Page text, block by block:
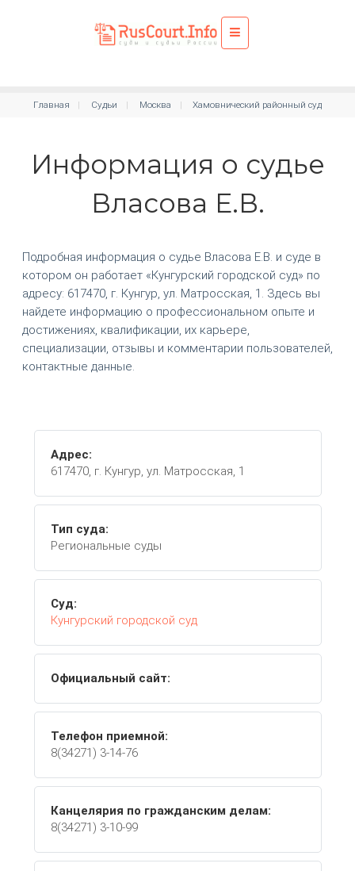
Главная Судьи Москва Хамовнический районный суд
Информация о судье
Власова Е.В.
Подробная информация о судье Власова Е.В. и суде в
котором он работает «Кунгурский городской суд» по
адресу: 617470, г. Кунгур, ул. Матросская, 1. Здесь вы
найдете информацию о профессиональном опыте и
достижениях, квалификации, их карьере,
специализации, отзывы и комментарии пользователей,
контактные данные.
Адрес:
617470, г. Кунгур, ул. Матросская, 1
Тип суда:
Региональные суды
Суд:
Кунгурский городской суд
Официальный сайт:
Телефон приемной:
8(34271) 3-14-76
Канцелярия по гражданским делам:
8(34271) 3-10-99